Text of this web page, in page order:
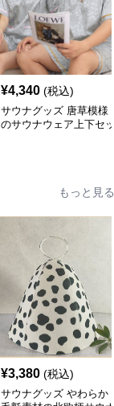
¥4,340 (税込)
サウナグッズ 唐草模様
のサウナウェア上下セッ
もっと見る
¥3,380 (税込)
サウナグッズ やわらか